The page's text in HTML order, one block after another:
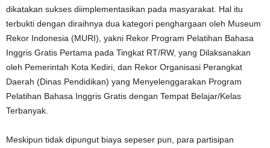
dikatakan sukses diimplementasikan pada masyarakat. Hal itu
terbukti dengan diraihnya dua kategori penghargaan oleh Museum
Rekor Indonesia (MURI), yakni Rekor Program Pelatihan Bahasa
Inggris Gratis Pertama pada Tingkat RT/RW, yang Dilaksanakan
oleh Pemerintah Kota Kediri, dan Rekor Organisasi Perangkat
Daerah (Dinas Pendidikan) yang Menyelenggarakan Program
Pelatihan Bahasa Inggris Gratis dengan Tempat Belajar/Kelas
Terbanyak.
Meskipun tidak dipungut biaya sepeser pun, para partisipan